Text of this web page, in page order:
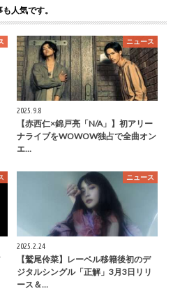
人気です。
ニュース
2025.9.8
【赤西仁×錦戸亮「N/A」】初アリー
ナライブをWOWOW独占で全曲オン
エ…
ニュース
2025.2.24
【鷲尾伶菜】レーベル移籍後初のデ
ジタルシングル「正解」3月3日リリ
ース＆…